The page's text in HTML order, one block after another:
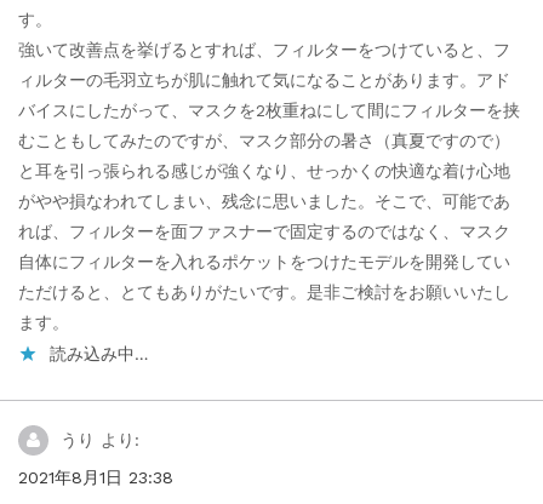
す。
強いて改善点を挙げるとすれば、フィルターをつけていると、フ
ィルターの毛羽立ちが肌に触れて気になることがあります。アド
バイスにしたがって、マスクを2枚重ねにして間にフィルターを挟
むこともしてみたのですが、マスク部分の暑さ（真夏ですので）
と耳を引っ張られる感じが強くなり、せっかくの快適な着け心地
がやや損なわれてしまい、残念に思いました。そこで、可能であ
れば、フィルターを面ファスナーで固定するのではなく、マスク
自体にフィルターを入れるポケットをつけたモデルを開発してい
ただけると、とてもありがたいです。是非ご検討をお願いいたし
ます。
読み込み中…
うり
より:
2021年8月1日 23:38